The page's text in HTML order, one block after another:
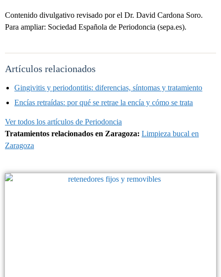
Contenido divulgativo revisado por el Dr. David Cardona Soro.
Para ampliar: Sociedad Española de Periodoncia (sepa.es).
Artículos relacionados
Gingivitis y periodontitis: diferencias, síntomas y tratamiento
Encías retraídas: por qué se retrae la encía y cómo se trata
Ver todos los artículos de Periodoncia
Tratamientos relacionados en Zaragoza: Limpieza bucal en
Zaragoza